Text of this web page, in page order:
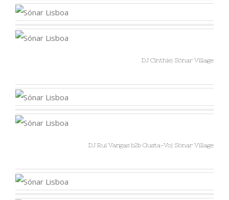
DJ Cinthie| Sónar Village
DJ Rui Vargas b2b Gusta-Vo| Sónar Village